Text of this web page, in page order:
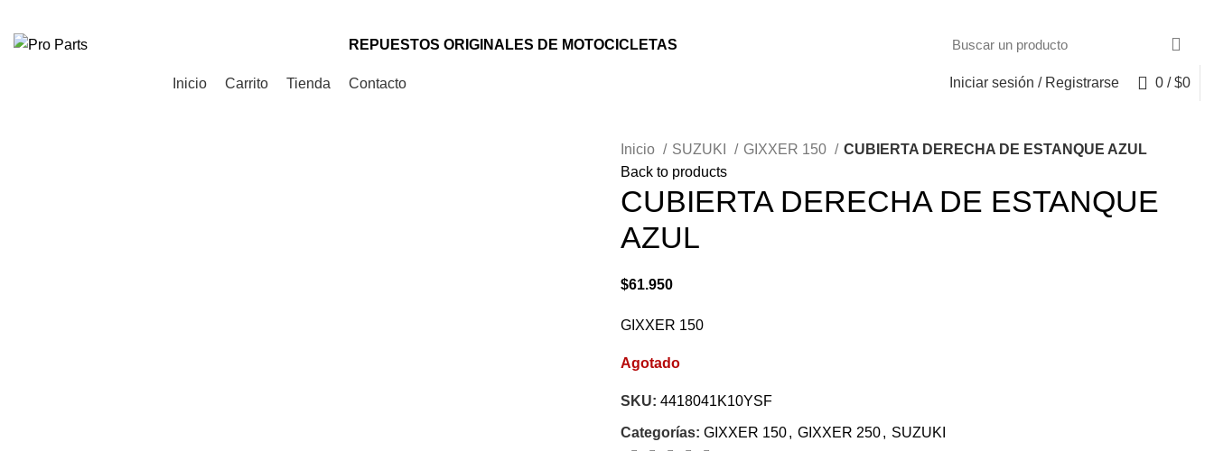
REPUESTOS ORIGINALES DE MOTOCICLETAS
Inicio Carrito Tienda Contacto Iniciar sesión / Registrarse 0 / $0
Inicio SUZUKI GIXXER 150
CUBIERTA DERECHA DE ESTANQUE AZUL
Back to products
CUBIERTA DERECHA DE ESTANQUE
AZUL
$61.950
GIXXER 150
Agotado
SKU: 4418041K10YSF
Categorías: GIXXER 150, GIXXER 250, SUZUKI